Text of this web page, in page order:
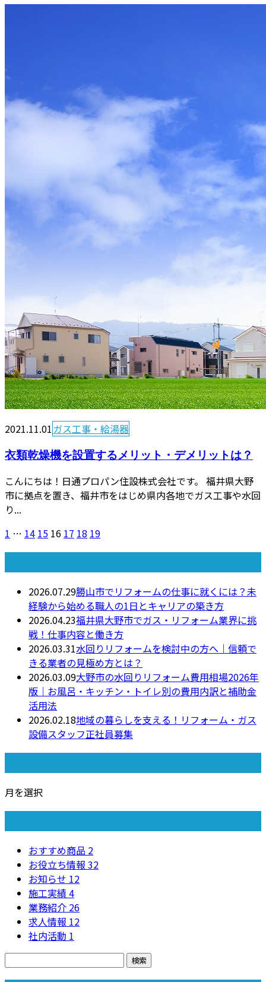
2021.11.01 ガス工事・給湯器
衣類乾燥機を設置するメリット・デメリットは？
こんにちは！日通プロパン住設株式会社です。 福井県大野
市に拠点を置き、福井市をはじめ県内各地でガス工事や水回
り...
1 … 14 15 16 17 18 19
2026.07.29勝山市でリフォームの仕事に就くには？未
経験から始める職人の1日とキャリアの築き方
2026.04.23福井県大野市でガス・リフォーム業界に挑
戦！仕事内容と働き方
2026.03.31水回りリフォームを検討中の方へ｜信頼で
きる業者の見極め方とは？
2026.03.09大野市の水回りリフォーム費用相場2026年
版｜お風呂・キッチン・トイレ別の費用内訳と補助金
活用法
2026.02.18地域の暮らしを支える！リフォーム・ガス
設備スタッフ正社員募集
月を選択
おすすめ商品 2
お役立ち情報 32
お知らせ 12
施工実績4
業務紹介 26
求人情報 12
社内活動 1